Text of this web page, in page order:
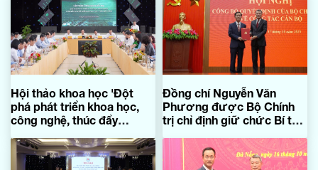
Hội thảo khoa học 'Đột
phá phát triển khoa học,
công nghệ, thúc đẩy
triển bền vững'
Đồng chí Nguyễn Văn
Phương được Bộ Chính
trị chỉ định giữ chức Bí thư
kỳ 2025-2030